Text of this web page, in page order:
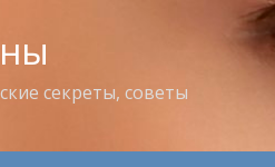
секреты, советы